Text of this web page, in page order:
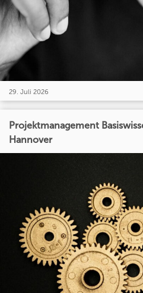
29. Juli 2026
Projektmanagement
Hannover